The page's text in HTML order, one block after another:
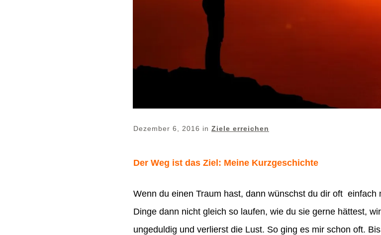
Dezember 6, 2016 in Ziele erreichen
Der Weg ist das Ziel: Meine Kurzgeschichte
Wenn du einen Traum hast, dann wünschst du dir oft einfach
Dinge dann nicht gleich so laufen, wie du sie gerne hättest,
ungeduldig und verlierst die Lust. So ging es mir schon oft.